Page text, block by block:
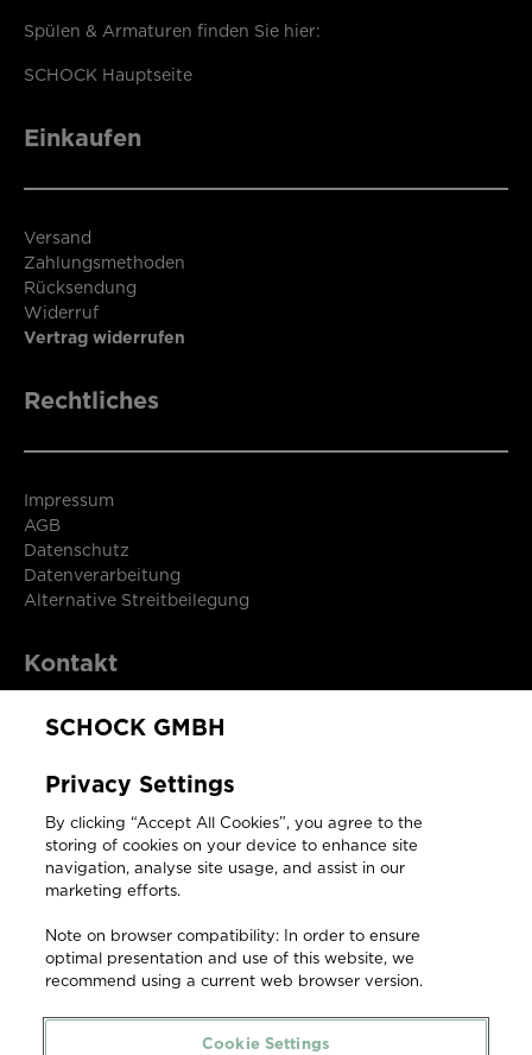
Spülen & Armaturen finden Sie hier:
SCHOCK Hauptseite
Einkaufen
Versand
Zahlungsmethoden
Rücksendung
Widerruf
Vertrag widerrufen
Rechtliches
Impressum
AGB
Datenschutz
Datenverarbeitung
Alternative Streitbeilegung
Kontakt
Hofbauerstraße 1
94209 Regen
Deutschland
F +49 9921 600-253
ersatzteilshop@schock.de
SCHOCK GMBH
Privacy Settings
By clicking “Accept All Cookies”, you agree to the
storing of cookies on your device to enhance site
navigation, analyse site usage, and assist in our
marketing efforts.
Note on browser compatibility: In order to ensure
optimal presentation and use of this website, we
recommend using a current web browser version.
Cookie Settings